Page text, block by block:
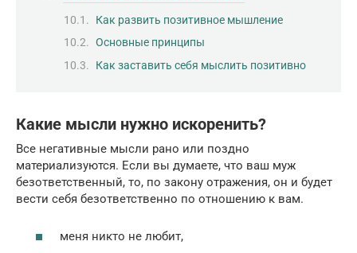
Как развить позитивное мышление
Основные принципы
Как заставить себя мыслить позитивно
Какие мысли нужно искоренить?
Все негативные мысли рано или поздно
материализуются. Если вы думаете, что ваш муж
безответственный, то, по закону отражения, он и будет
вести себя безответственно по отношению к вам.
меня никто не любит,